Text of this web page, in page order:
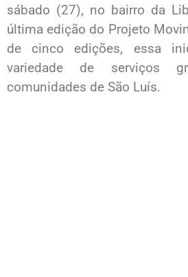
sábado (27), no bairro da
última edição do Projeto
de cinco edições, essa
variedade de serviços
comunidades de São Luís.